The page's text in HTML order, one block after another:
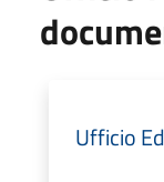
Ufficio